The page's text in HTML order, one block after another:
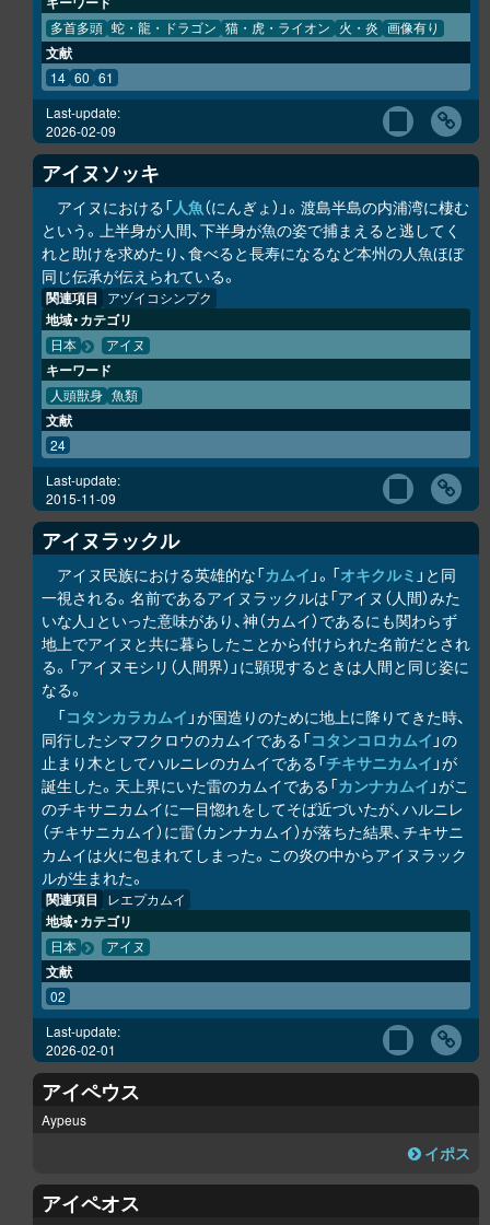
多首多頭 蛇・龍・ドラゴン 猫・虎・ライオン 火・炎 画像有り
文献
14 60 61
Last-update:
2026-02-09
アイヌソッキ
アイヌにおける「人魚（にんぎょ）」。渡島半島の内浦湾に棲む
という。上半身が人間、下半身が魚の姿で捕まえると逃してく
れと助けを求めたり、食べると長寿になるなど本州の人魚ほぼ
同じ伝承が伝えられている。
関連項目 アヅイコシンプク
地域・カテゴリ
日本 アイヌ
キーワード
人頭獣身 魚類
文献
24
Last-update:
2015-11-09
アイヌラックル
アイヌ民族における英雄的な「カムイ 」。「オキクルミ 」と同
一視される。名前であるアイヌラックルは「アイヌ（人間）みた
いな人」といった意味があり、神（カムイ）であるにも関わらず
地上でアイヌと共に暮らしたことから付けられた名前だとされ
る。「アイヌモシ リ （人間界）」に顕現するときは人間と同じ姿に
なる。
「コタンカラ カムイ 」が国造りのために地上に降りてきた時、
同行したシマフクロウのカムイである「コタンコ ロ カムイ 」の
止まり木としてハルニレのカムイである「チキサニカムイ 」が
誕生した。天上界にいた雷のカムイである「カンナカムイ 」がこ
のチキサニカムイに一目惚れをしてそば近づいたが、ハルニレ
（チキサニカムイ）に雷（カンナカムイ）が落ちた結果、チキサニ
カムイは火に包まれてしまった。この炎の中からアイヌラック
ルが生まれた。
関連項目 レエプカムイ
地域・カテゴリ
日本 アイヌ
文献
02
Last-update:
2026-02-01
アイペウス
Aypeus
イポス
アイペオス